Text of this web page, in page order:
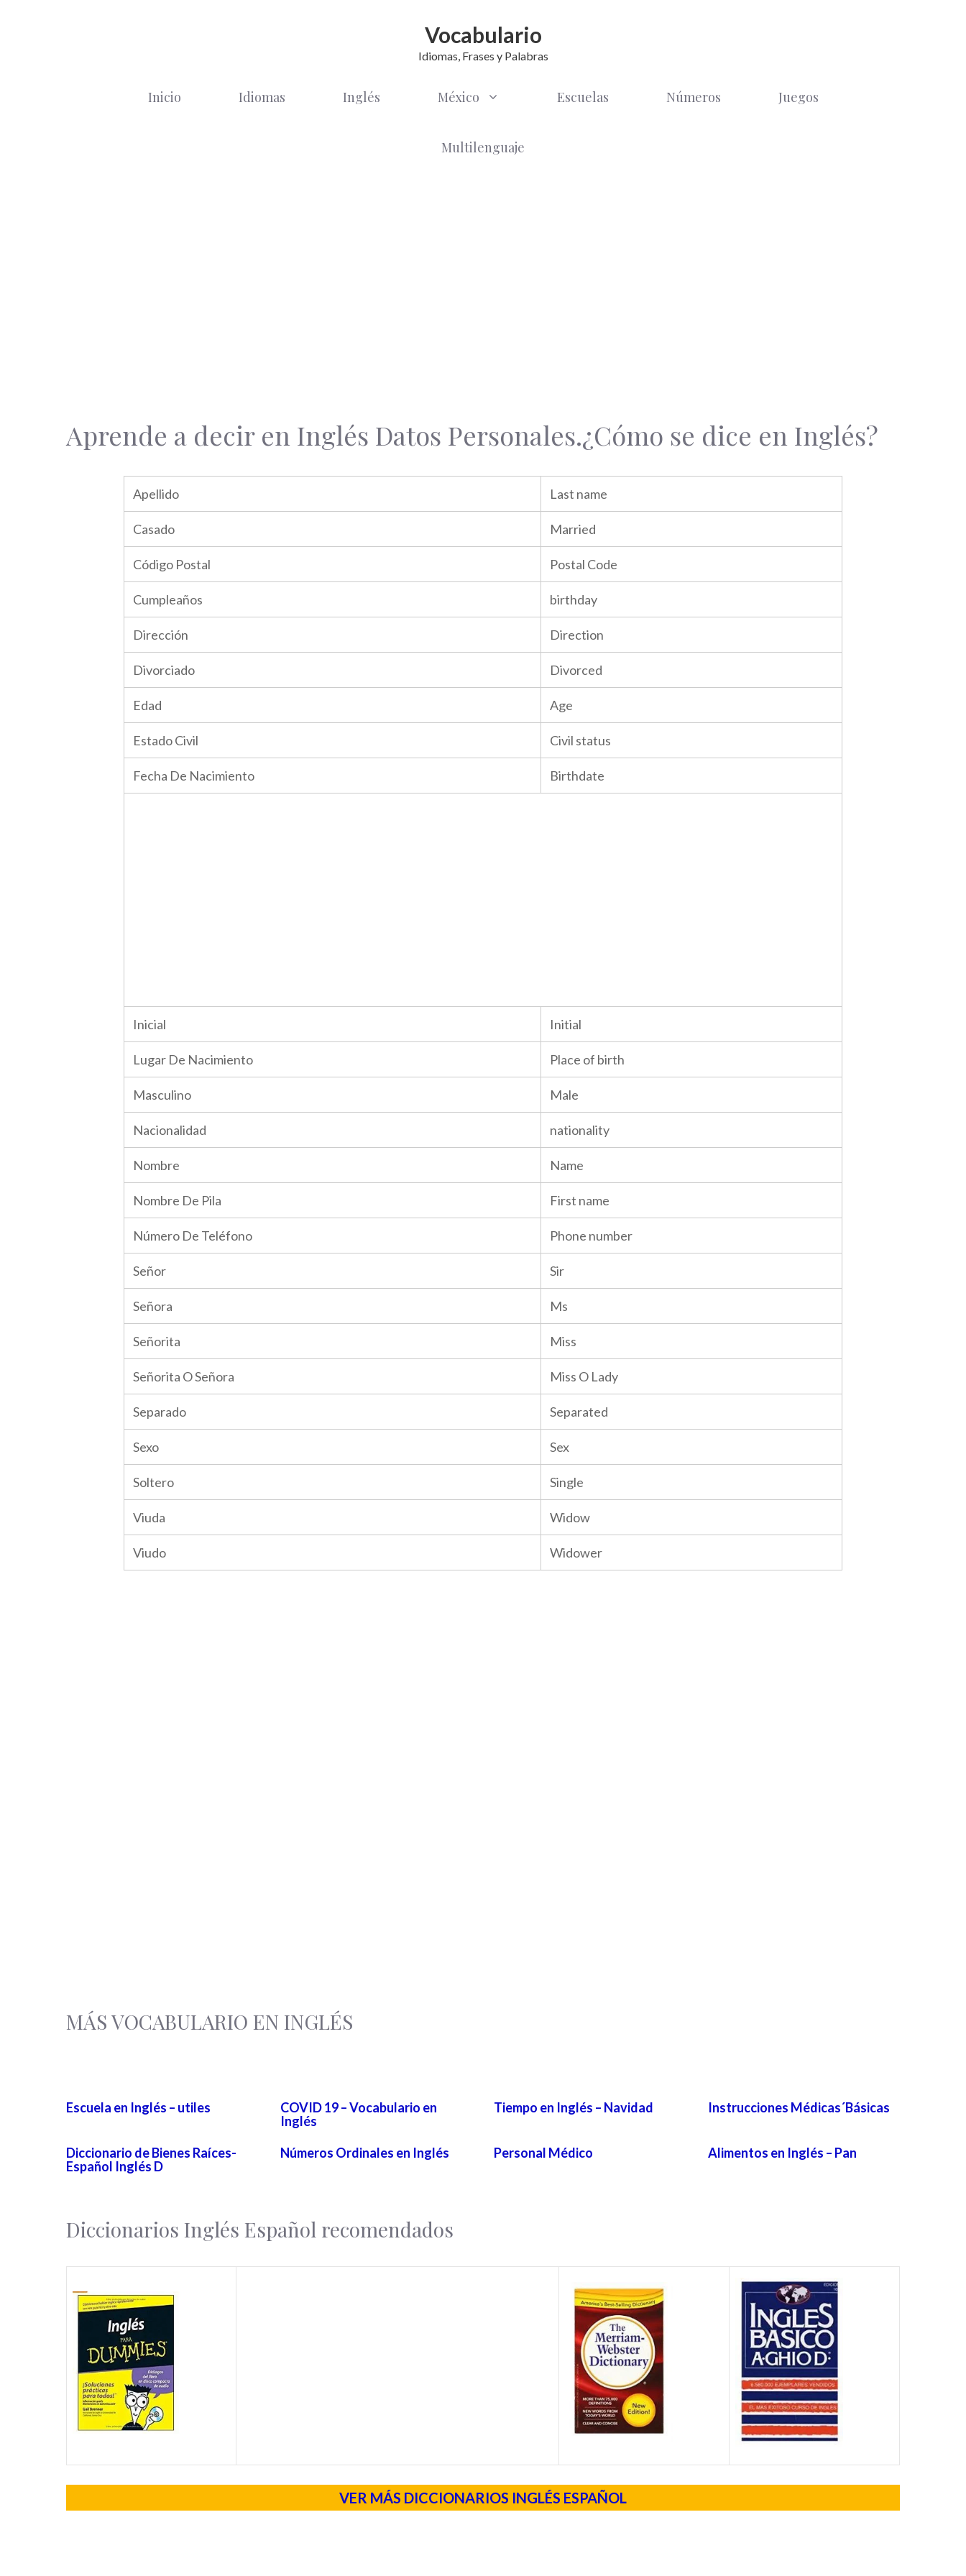
Vocabulario
Idiomas, Frases y Palabras
Inicio Idiomas Inglés México Escuelas Números Juegos
Multilenguaje
Aprende a decir en Inglés Datos Personales.¿Cómo se dice en Inglés?
Apellido Last name
Casado Married
Código Postal Postal Code
Cumpleaños birthday
Dirección Direction
Divorciado Divorced
Edad Age
Estado Civil Civil status
Fecha De Nacimiento Birthdate
Inicial Initial
Lugar De Nacimiento Place of birth
Masculino Male
Nacionalidad nationality
Nombre Name
Nombre De Pila First name
Número De Teléfono Phone number
Señor Sir
Señora Ms
Señorita Miss
Señorita O Señora Miss O Lady
Separado Separated
Sexo Sex
Soltero Single
Viuda Widow
Viudo Widower
MÁS VOCABULARIO EN INGLÉS
Escuela en Inglés – utiles
COVID 19 – Vocabulario en
Inglés
Tiempo en Inglés – Navidad Instrucciones Médicas´Básicas
Diccionario de Bienes Raíces-
Español Inglés D
Números Ordinales en Inglés Personal Médico Alimentos en Inglés – Pan
Diccionarios Inglés Español recomendados
VER MÁS DICCIONARIOS INGLÉS ESPAÑOL